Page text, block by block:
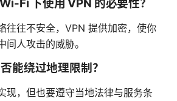
Fi 下使用 VPN 的必要性？
往往不安全，VPN 提供加密，使你
间人攻击的威胁。
能绕过地理限制？
现，但也要遵守当地法律与服务条